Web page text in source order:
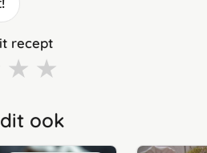
recept
★ ★
ook